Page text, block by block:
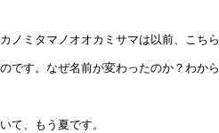
ノミタマノオオカミサマは以前、こち
です。なぜ名前が変わったのか？わか
て、もう夏です。